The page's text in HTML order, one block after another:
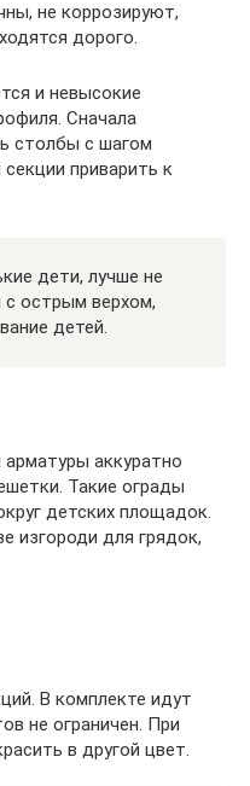
не коррозируют,
дорого.
и невысокие
Сначала
столбы с шагом
приварить к
дети, лучше не
с острым верхом,
детей.
аккуратно
Такие ограды
детских площадок.
изгороди для грядок,
В комплекте идут
не ограничен. При
в другой цвет.